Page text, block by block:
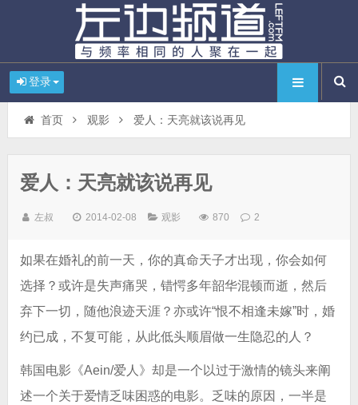
登录
首页 观影 爱人：天亮就该说再见
爱人：天亮就该说再见
左叔 2014-02-08 观影 870 2
如果在婚礼的前一天，你的真命天子才出现，你会如何
选择？或许是失声痛哭，错愕多年韶华混顿而逝，然后
弃下一切，随他浪迹天涯？亦或许“恨不相逢未嫁”时，婚
约已成，不复可能，从此低头顺眉做一生隐忍的人？
韩国电影《Aein/爱人》却是一个以过于激情的镜头来阐
述一个关于爱情乏味困惑的电影。乏味的原因，一半是